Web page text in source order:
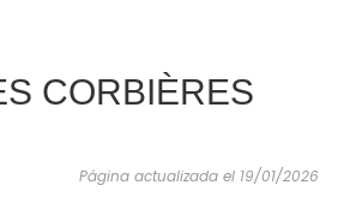
HACER
INSPIRACIONES
CORBIÈRES
Página actualizada el 19/01/2026